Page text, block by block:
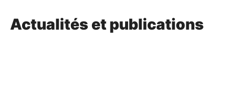
Actualités et publications